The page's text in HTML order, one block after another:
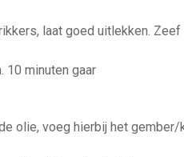
laat goed uitlekken. Zeef
10 minuten gaar
olie, voeg hierbij het gember/